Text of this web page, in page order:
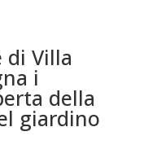
di Villa
i
della
giardino